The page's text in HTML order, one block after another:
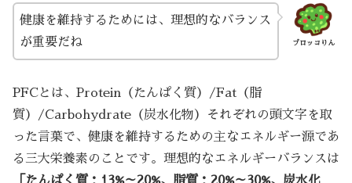
ブロッコりん
健康を維持するためには、理想的なバランス
が重要だね
PFCとは、Protein（たんぱく質）/Fat（脂
質）/Carbohydrate（炭水化物）それぞれの頭文字を取
った言葉で、健康を維持するための主なエネルギー源であ
る三大栄養素のことです。理想的なエネルギーバランスは